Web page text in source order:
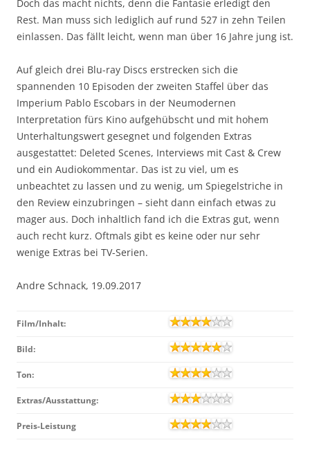
Doch das macht nichts, denn die Fantasie erledigt den
Rest. Man muss sich lediglich auf rund 527 in zehn Teilen
einlassen. Das fällt leicht, wenn man über 16 Jahre jung ist.
Auf gleich drei Blu-ray Discs erstrecken sich die
spannenden 10 Episoden der zweiten Staffel über das
Imperium Pablo Escobars in der Neumodernen
Interpretation fürs Kino aufgehübscht und mit hohem
Unterhaltungswert gesegnet und folgenden Extras
ausgestattet: Deleted Scenes, Interviews mit Cast & Crew
und ein Audiokommentar. Das ist zu viel, um es
unbeachtet zu lassen und zu wenig, um Spiegelstriche in
den Review einzubringen – sieht dann einfach etwas zu
mager aus. Doch inhaltlich fand ich die Extras gut, wenn
auch recht kurz. Oftmals gibt es keine oder nur sehr
wenige Extras bei TV-Serien.
Andre Schnack, 19.09.2017
Film/Inhalt:
Bild:
Ton:
Extras/Ausstattung:
Preis-Leistung